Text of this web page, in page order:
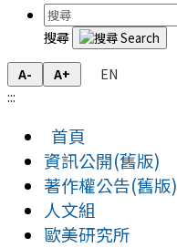
搜尋
A- A+
EN
:::
首頁
資訊公開(舊版)
著作權公告(舊版)
人文組
歐美研究所